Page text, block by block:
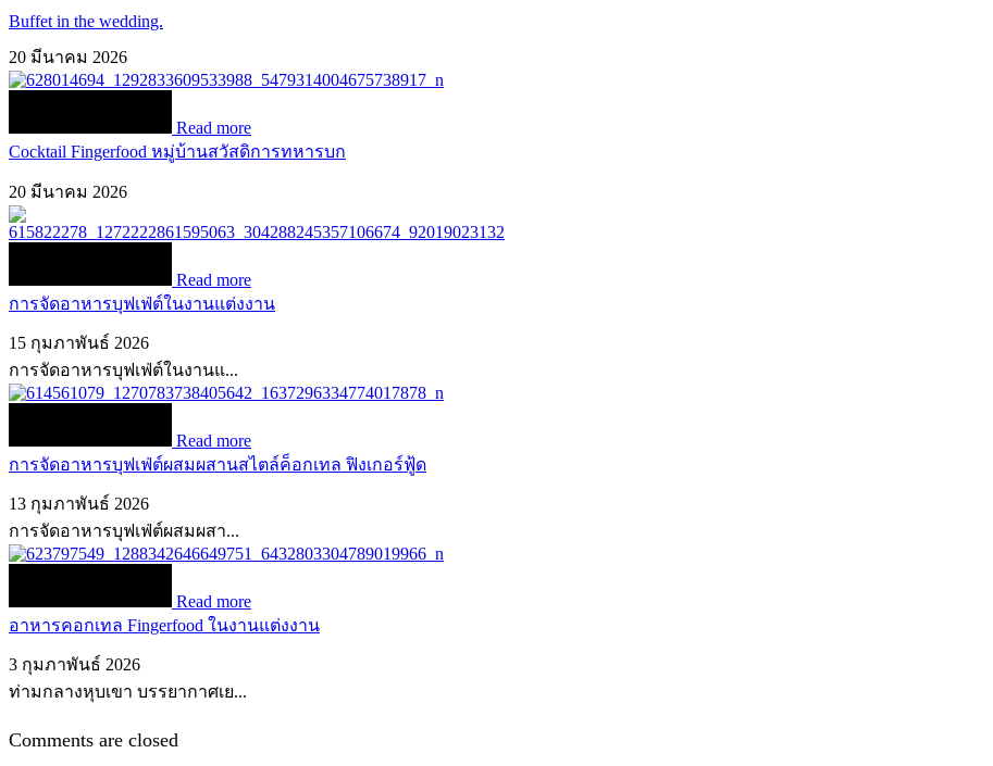
Buffet in the wedding.
20 มีนาคม 2026
Read more
Cocktail Fingerfood หมู่บ้านสวัสดิการทหารบก
20 มีนาคม 2026
Read more
การจัดอาหารบุฟเฟ่ต์ในงานแต่งงาน
15 กุมภาพันธ์ 2026
การจัดอาหารบุฟเฟ่ต์ในงานแ...
Read more
การจัดอาหารบุฟเฟ่ต์ผสมผสานสไตล์ค็อกเทล ฟิงเกอร์ฟู้ด
13 กุมภาพันธ์ 2026
การจัดอาหารบุฟเฟ่ต์ผสมผสา...
Read more
อาหารคอกเทล Fingerfood ในงานแต่งงาน
3 กุมภาพันธ์ 2026
ท่ามกลางหุบเขา บรรยากาศเย...
Comments are closed